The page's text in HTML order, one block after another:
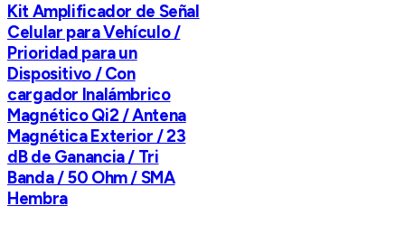
Kit Amplificador de Señal
Celular para Vehículo /
Prioridad para un
Dispositivo / Con
cargador Inalámbrico
Magnético Qi2 / Antena
Magnética Exterior / 23
dB de Ganancia / Tri
Banda / 50 Ohm / SMA
Hembra